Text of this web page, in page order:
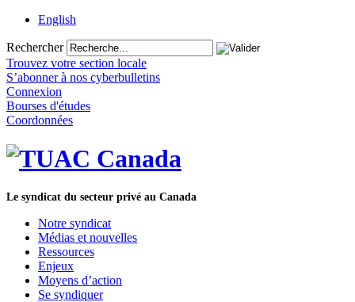
English
Rechercher
Trouvez votre section locale
S’abonner à nos cyberbulletins
Connexion
Bourses d'études
Coordonnées
Le syndicat du secteur privé au Canada
Notre syndicat
Médias et nouvelles
Ressources
Enjeux
Moyens d’action
Se syndiquer